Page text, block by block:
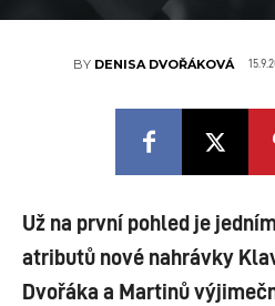
BY DENISA DVOŘÁKOVÁ
Už na první pohled je
atributů nové nahrávky
Dvořáka a Martinů